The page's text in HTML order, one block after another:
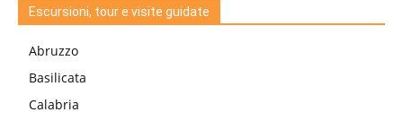
Escursioni, tour e visite guidate
Abruzzo
Basilicata
Calabria